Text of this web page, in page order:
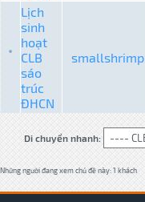
Lịch
sinh
hoạt
CLB
sáo
trúc
ĐHCN
smallshrimp
Di chuyển nhanh:
Những người đang xem chủ đề này: 1 khách